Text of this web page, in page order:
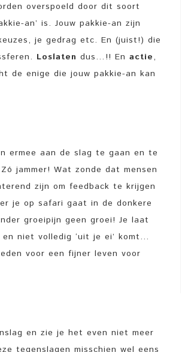
overspoeld door dit soort
an’ is. Jouw pakkie-an zijn
je gedrag etc. En (juist!) die
Loslaten dus…!! En actie,
de enige die jouw pakkie-an kan
ermee aan de slag te gaan en te
jammer! Wat zonde dat mensen
zijn om feedback te krijgen
je op safari gaat in de donkere
groeipijn geen groei! Je laat
niet volledig ‘uit je ei’ komt…
voor een fijner leven voor
en zie je het even niet meer
tegenslagen misschien wel eens